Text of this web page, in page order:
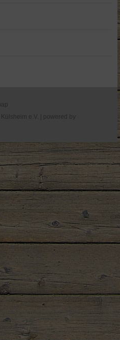
e.V. | powered by